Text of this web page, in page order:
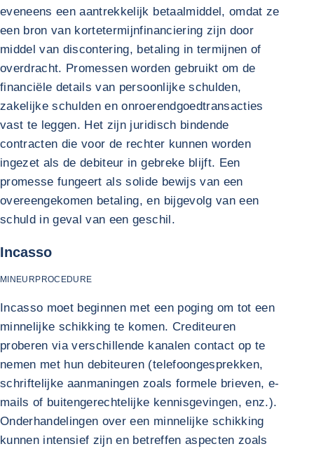
eveneens een aantrekkelijk betaalmiddel, omdat ze
een bron van kortetermijnfinanciering zijn door
middel van discontering, betaling in termijnen of
overdracht. Promessen worden gebruikt om de
financiële details van persoonlijke schulden,
zakelijke schulden en onroerendgoedtransacties
vast te leggen. Het zijn juridisch bindende
contracten die voor de rechter kunnen worden
ingezet als de debiteur in gebreke blijft. Een
promesse fungeert als solide bewijs van een
overeengekomen betaling, en bijgevolg van een
schuld in geval van een geschil.
Incasso
MINEURPROCEDURE
Incasso moet beginnen met een poging om tot een
minnelijke schikking te komen. Crediteuren
proberen via verschillende kanalen contact op te
nemen met hun debiteuren (telefoongesprekken,
schriftelijke aanmaningen zoals formele brieven, e-
mails of buitengerechtelijke kennisgevingen, enz.).
Onderhandelingen over een minnelijke schikking
kunnen intensief zijn en betreffen aspecten zoals